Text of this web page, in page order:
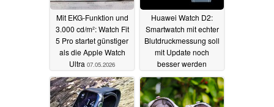
Mit EKG-Funktion und
3.000 cd/m²: Watch Fit
5 Pro startet günstiger
als die Apple Watch
Ultra 07.05.2026
Huawei Watch D2:
Smartwatch mit echter
Blutdruckmessung soll
mit Update noch
besser werden
30.08.2025